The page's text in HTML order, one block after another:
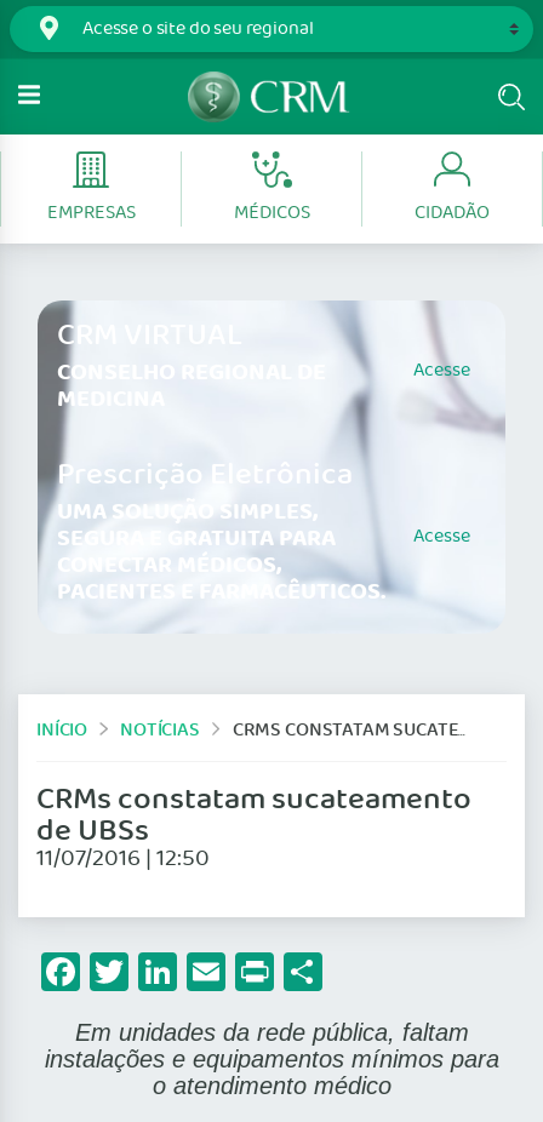
EMPRESAS MÉDICOS CIDADÃO
CRM VIRTUAL
CONSELHO REGIONAL DE
MEDICINA
Acesse
Prescrição Eletrônica
UMA SOLUÇÃO SIMPLES,
SEGURA E GRATUITA PARA
CONECTAR MÉDICOS,
PACIENTES E FARMACÊUTICOS.
Acesse
INÍCIO NOTÍCIAS CRMS CONSTATAM SUCATEAMENTO DE UBSS
CRMs constatam sucateamento
de UBSs
11/07/2016 | 12:50
Facebook
Twitter
LinkedIn
Email
Print
Em unidades da rede pública, faltam
instalações e equipamentos mínimos para
o atendimento médico